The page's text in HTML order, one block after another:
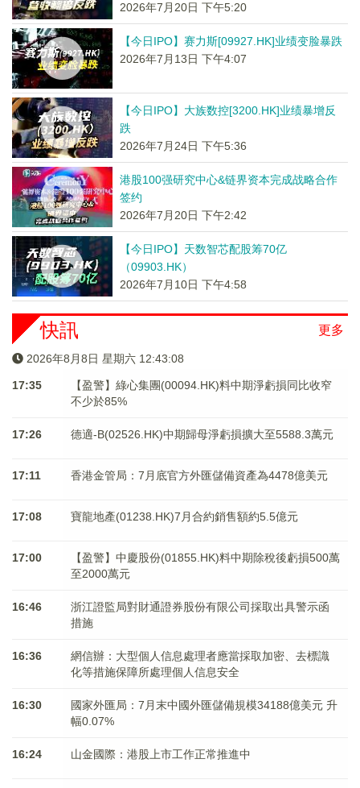
2026年7月20日 下午5:20
【今日IPO】赛力斯[09927.HK]业绩变脸暴跌
2026年7月13日 下午4:07
【今日IPO】大族数控[3200.HK]业绩暴增反
跌
2026年7月24日 下午5:36
港股100强研究中心&链界资本完成战略合作
签约
2026年7月20日 下午2:42
【今日IPO】天数智芯配股筹70亿
（09903.HK）
2026年7月10日 下午4:58
更多
快訊
2026年8月8日 星期六 12:43:09
17:35
【盈警】綠心集團(00094.HK)料中期淨虧損同比收窄
不少於85%
17:26 德適-B(02526.HK)中期歸母淨虧損擴大至5588.3萬元
17:11 香港金管局：7月底官方外匯儲備資產為4478億美元
17:08 寶龍地產(01238.HK)7月合約銷售額約5.5億元
17:00
【盈警】中慶股份(01855.HK)料中期除稅後虧損500萬
至2000萬元
16:46
浙江證監局對財通證券股份有限公司採取出具警示函
措施
16:36
網信辦：大型個人信息處理者應當採取加密、去標識
化等措施保障所處理個人信息安全
16:30
國家外匯局：7月末中國外匯儲備規模34188億美元 升
幅0.07%
16:24 山金國際：港股上市工作正常推進中